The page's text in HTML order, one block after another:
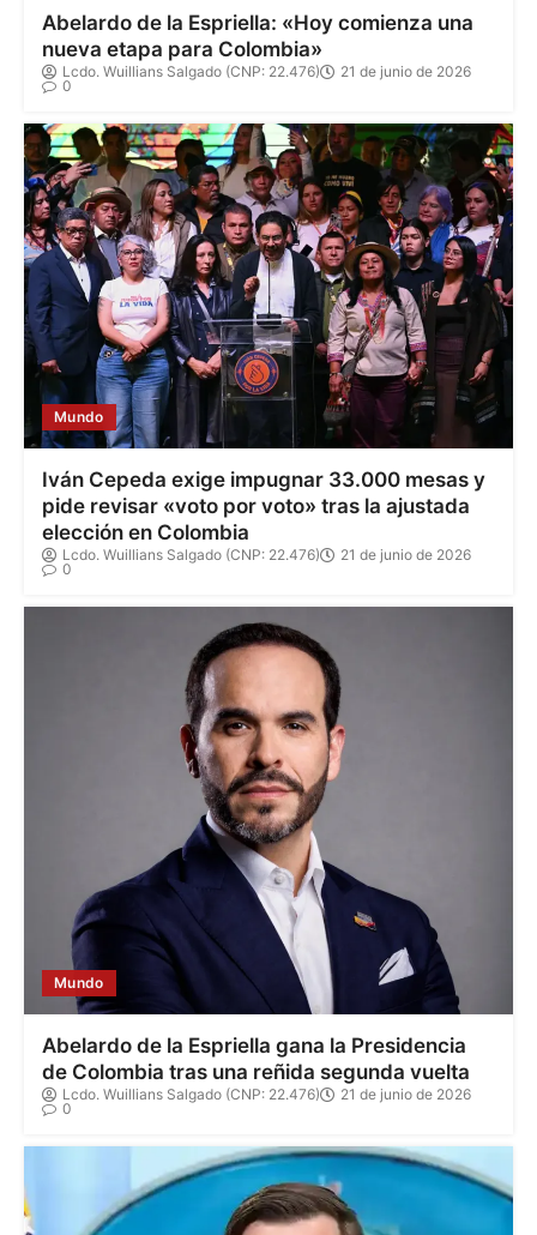
Abelardo de la Espriella: «Hoy comienza una
nueva etapa para Colombia»
Lcdo. Wuillians Salgado (CNP: 22.476)
21 de junio de 2026
0
Mundo
Iván Cepeda exige impugnar 33.000 mesas y
pide revisar «voto por voto» tras la ajustada
elección en Colombia
Lcdo. Wuillians Salgado (CNP: 22.476)
21 de junio de 2026
0
Mundo
Abelardo de la Espriella gana la Presidencia
de Colombia tras una reñida segunda vuelta
Lcdo. Wuillians Salgado (CNP: 22.476)
21 de junio de 2026
0